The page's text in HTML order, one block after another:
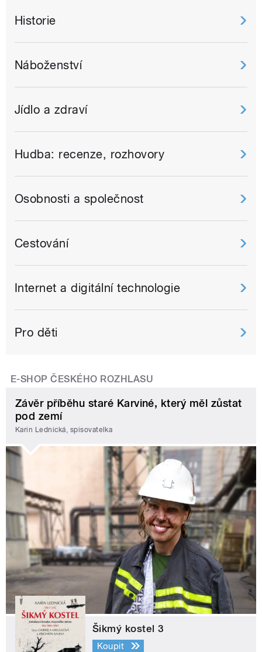
Historie
Náboženství
Jídlo a zdraví
Hudba: recenze, rozhovory
Osobnosti a společnost
Cestování
Internet a digitální technologie
Pro děti
E-SHOP ČESKÉHO ROZHLASU
Závěr příběhu staré Karviné, který měl zůstat
pod zemí
Karin Lednická, spisovatelka
Šikmý kostel 3
Koupit